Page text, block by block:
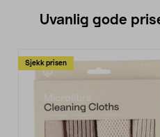
Uvanlig gode
Sjekk prisen